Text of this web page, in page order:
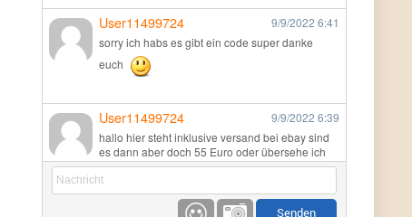
User11499724 9/9/2022 6:41
sorry ich habs es gibt ein code super danke
euch
User11499724 9/9/2022 6:39
hallo hier steht inklusive versand bei ebay sind
es dann aber doch 55 Euro oder übersehe ich
etwas